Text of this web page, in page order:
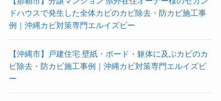
ドハウスで発生した全体カビのカビ除去・防カビ施工事
例｜沖縄カビ対策専門エルイズビー
【沖縄市】戸建住宅 壁紙・ボード・躯体に及ぶカビのカ
ビ除去・防カビ施工事例｜沖縄カビ対策専門エルイズビ
ー